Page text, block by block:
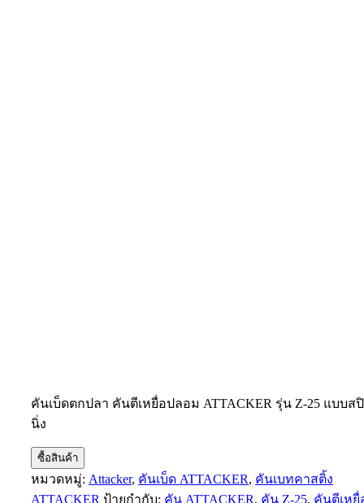
คันเบ็ดตกปลา คันตีเหยื่อปลอม ATTACKER รุ่น Z-25 แบบส
นิ่ง
ซื้อสินค้า
หมวดหมู่: Attacker, คันเบ็ด ATTACKER, คันเบทคาสติ้ง
ATTACKER ป้ายกำกับ: คัน ATTACKER, คัน Z-25, คันตีเหยื่